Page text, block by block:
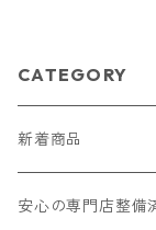
CATEGORY
新着商品
2026/07/18
安心の専門店整備